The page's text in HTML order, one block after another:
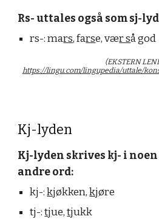
Rs- uttales også som sj-
rs-: mars, farse, vær så god
(EKSTERN
https://lingu.com/lingupedia/uttale/
Kj-lyden
Kj-lyden skrives kj- i
andre ord:
kj-:kjøkken,kjøre
tj-:tjue,tjukk